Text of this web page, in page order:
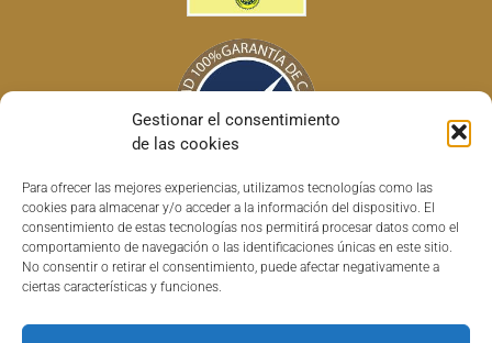
Gestionar el consentimiento
de las cookies
Para ofrecer las mejores experiencias, utilizamos tecnologías como las
cookies para almacenar y/o acceder a la información del dispositivo. El
consentimiento de estas tecnologías nos permitirá procesar datos como el
comportamiento de navegación o las identificaciones únicas en este sitio.
No consentir o retirar el consentimiento, puede afectar negativamente a
ciertas características y funciones.